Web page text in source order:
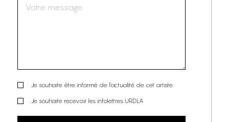
Je souhaite être informé de l’actualité de cet artiste
Je souhaite recevoir les infolettres URDLA